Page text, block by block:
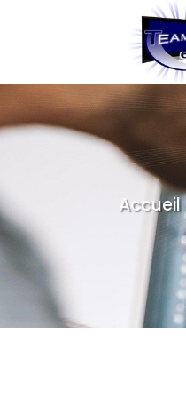
Accueil